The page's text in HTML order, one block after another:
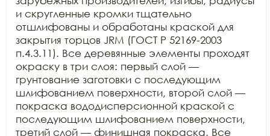
и скругленные кромки тщательно
отшлифованы и обработаны краской для
закрытия торцов JRM (ГОСТ Р 52169-2003
п.4.3.11). Все деревянные элементы проходят
окраску в три слоя: первый слой —
грунтование заготовки с последующим
шлифованием поверхности, второй слой —
покраска вододисперсионной краской с
последующим шлифованием поверхности,
третий слой — финишная покраска. Все